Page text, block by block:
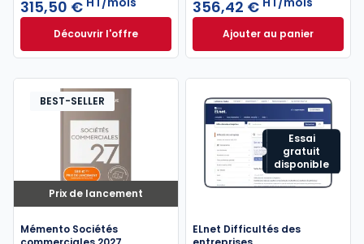
315,50 €
Découvrir l'offreNavis Droit des affaires à partir de
Dès
356,42 €
Ajouter au panier
INNEO
Prix de lancement
BEST-SELLER
Mémento Sociétés
Essai
gratuit
disponible
ELnet Difficultés des